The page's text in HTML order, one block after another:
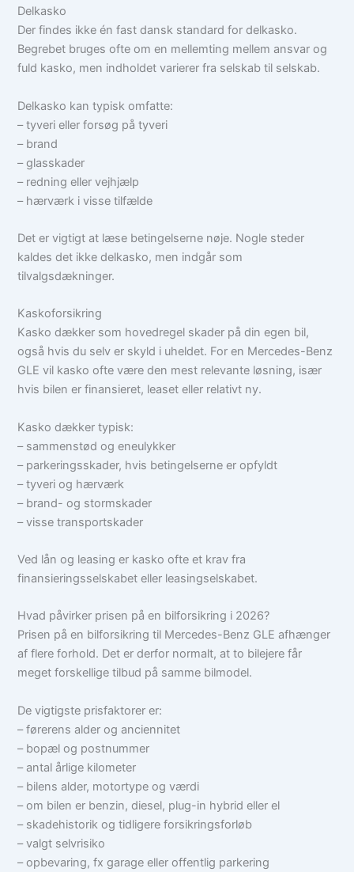
Delkasko
Der findes ikke én fast dansk standard for delkasko.
Begrebet bruges ofte om en mellemting mellem ansvar og
fuld kasko, men indholdet varierer fra selskab til selskab.
Delkasko kan typisk omfatte:
– tyveri eller forsøg på tyveri
– brand
– glasskader
– redning eller vejhjælp
– hærværk i visse tilfælde
Det er vigtigt at læse betingelserne nøje. Nogle steder
kaldes det ikke delkasko, men indgår som
tilvalgsdækninger.
Kaskoforsikring
Kasko dækker som hovedregel skader på din egen bil,
også hvis du selv er skyld i uheldet. For en Mercedes-Benz
GLE vil kasko ofte være den mest relevante løsning, især
hvis bilen er finansieret, leaset eller relativt ny.
Kasko dækker typisk:
– sammenstød og eneulykker
– parkeringsskader, hvis betingelserne er opfyldt
– tyveri og hærværk
– brand- og stormskader
– visse transportskader
Ved lån og leasing er kasko ofte et krav fra
finansieringsselskabet eller leasingselskabet.
Hvad påvirker prisen på en bilforsikring i 2026?
Prisen på en bilforsikring til Mercedes-Benz GLE afhænger
af flere forhold. Det er derfor normalt, at to bilejere får
meget forskellige tilbud på samme bilmodel.
De vigtigste prisfaktorer er:
– førerens alder og anciennitet
– bopæl og postnummer
– antal årlige kilometer
– bilens alder, motortype og værdi
– om bilen er benzin, diesel, plug-in hybrid eller el
– skadehistorik og tidligere forsikringsforløb
– valgt selvrisiko
– opbevaring, fx garage eller offentlig parkering